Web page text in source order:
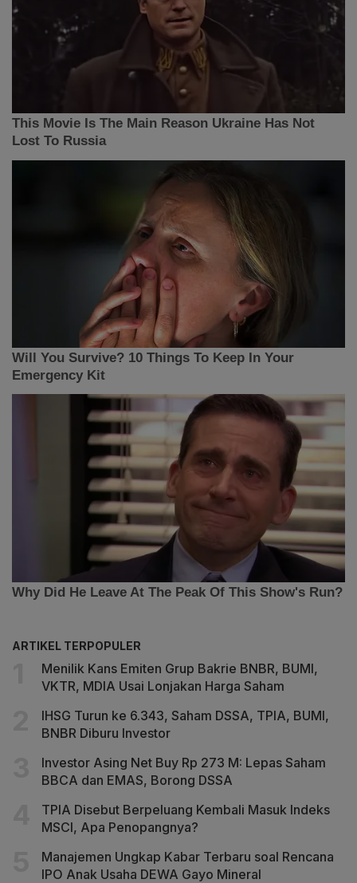
ARTIKEL TERPOPULER
Menilik Kans Emiten Grup Bakrie BNBR, BUMI,
VKTR, MDIA Usai Lonjakan Harga Saham
IHSG Turun ke 6.343, Saham DSSA, TPIA, BUMI,
BNBR Diburu Investor
Investor Asing Net Buy Rp 273 M: Lepas Saham
BBCA dan EMAS, Borong DSSA
TPIA Disebut Berpeluang Kembali Masuk Indeks
MSCI, Apa Penopangnya?
Manajemen Ungkap Kabar Terbaru soal Rencana
IPO Anak Usaha DEWA Gayo Mineral